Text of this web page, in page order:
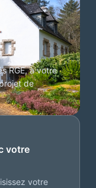
RGE, à votre
de
votre
votre